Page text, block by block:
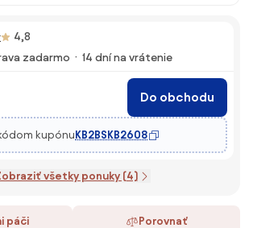
4,8
zadarmo 14 dní na vrátenie
Do obchodu
kupónuKB2BSKB2608
všetky ponuky (4)
páči Porovnať